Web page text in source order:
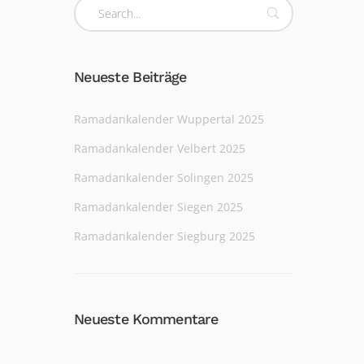
Neueste Beiträge
Ramadankalender Wuppertal 2025
Ramadankalender Velbert 2025
Ramadankalender Solingen 2025
Ramadankalender Siegen 2025
Ramadankalender Siegburg 2025
Neueste Kommentare